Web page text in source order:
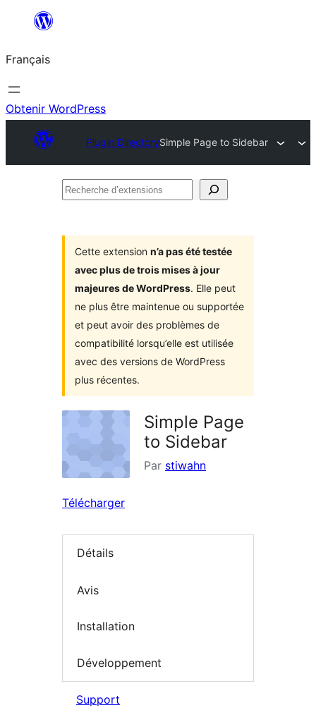
contenu
Français
Obtenir WordPress
Plugin DirectorySimple Page to Sidebar
Recherche
Cette extension n’a pas été testée
avec plus de trois mises à jour
majeures de WordPress. Elle peut
ne plus être maintenue ou supportée
et peut avoir des problèmes de
compatibilité lorsqu’elle est utilisée
avec des versions de WordPress
plus récentes.
Simple Page
to Sidebar
Par stiwahn
Télécharger
Détails
Avis
Installation
Développement
Support